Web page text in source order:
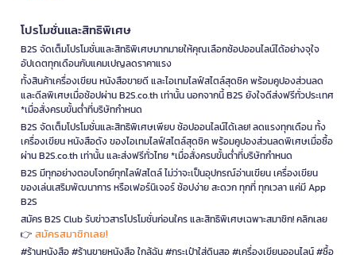
โปรโมชั่นและสิทธิพิเศษ
B2S จัดเต็มโปรโมชั่นและสิทธิพิเศษมากมายให้คุณเลือกช้อปออนไลน์ได้อย่างจุใจ
อัปเดตทุกเดือนกับแคมเปญลดราคาแรง
ทั้งสินค้าเครื่องเขียน หนังสือขายดี และไอเทมไลฟ์สไตล์สุดชิค พร้อมคูปองส่วนลด
และดีลพิเศษเมื่อช้อปผ่าน B2S.co.th เท่านั้น นอกจากนี้ B2S ยังใจดีส่งฟรีทั่วประเทศ
*เมื่อสั่งครบขั้นต่ำที่บริษัทกำหนด
B2S จัดเต็มโปรโมชั่นและสิทธิพิเศษเพียบ ช้อปออนไลน์ได้เลย! ลดแรงทุกเดือน ทั้ง
เครื่องเขียน หนังสือดัง ของไอเทมไลฟ์สไตล์สุดชิค พร้อมคูปองส่วนลดพิเศษเมื่อซื้อ
ผ่าน B2S.co.th เท่านั้น และส่งฟรีทั่วไทย *เมื่อสั่งครบขั้นต่ำที่บริษัทกำหนด
B2S มีทุกอย่างตอบโจทย์ทุกไลฟ์สไตล์ ไม่ว่าจะเป็นอุปกรณ์อ่านเขียน เครื่องเขียน
ของเล่นเสริมพัฒนาการ หรือเฟอร์นิเจอร์ ช้อปง่าย สะดวก ทุกที่ ทุกเวลา แค่มี App
B2S
สมัคร B2S Club รับข่าวสารโปรโมชั่นก่อนใคร และสิทธิพิเศษเฉพาะสมาชิก! คลิกเลย
👉 สมัครสมาชิกเลย!
#ร้านหนังสือ #ร้านขายหนังสือ ใกล้ฉัน #กระเป๋าใส่ดินสอ #เครื่องเขียนออนไลน์ #ซื้อ